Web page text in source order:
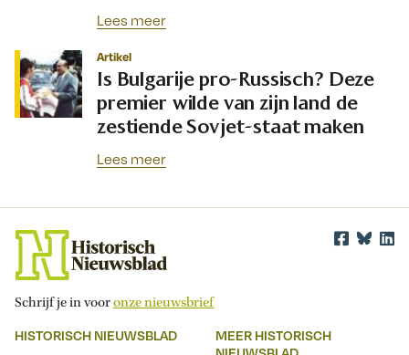
Lees meer
Artikel
Is Bulgarije pro-Russisch? Deze
premier wilde van zijn land de
zestiende Sovjet-staat maken
Lees meer
Schrijf je in vooronze nieuwsbrief
HISTORISCH NIEUWSBLAD
MEER HISTORISCH